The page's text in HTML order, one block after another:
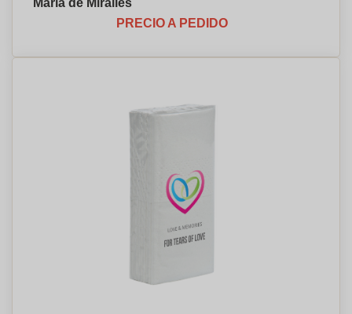
Maria de Miralles
PRECIO A PEDIDO